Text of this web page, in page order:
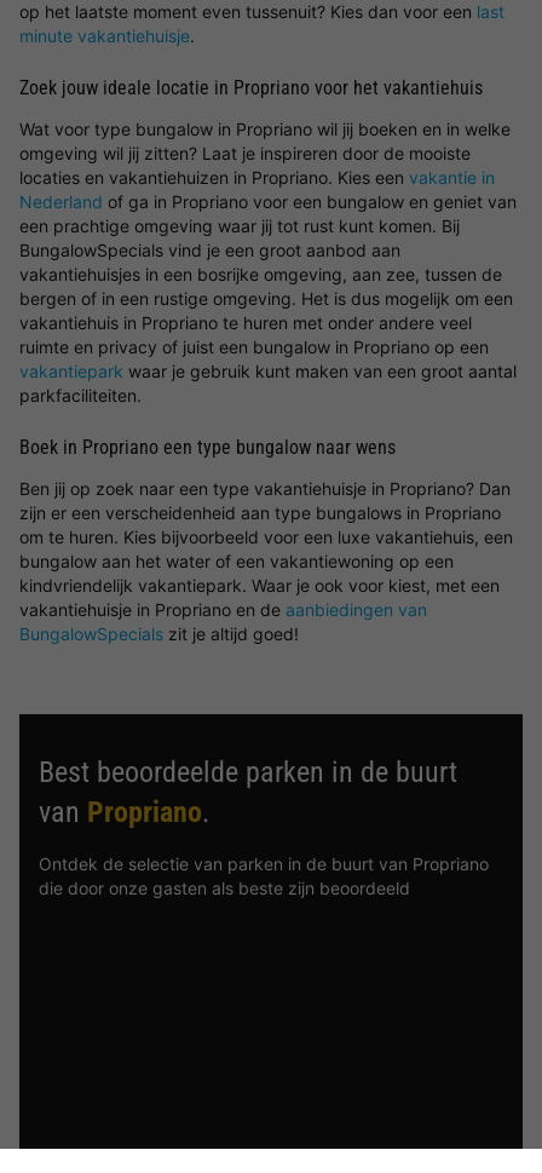
op het laatste moment even tussenuit? Kies dan voor een last
minute vakantiehuisje.
Zoek jouw ideale locatie in Propriano voor het vakantiehuis
Wat voor type bungalow in Propriano wil jij boeken en in welke
omgeving wil jij zitten? Laat je inspireren door de mooiste
locaties en vakantiehuizen in Propriano. Kies een vakantie in
Nederland of ga in Propriano voor een bungalow en geniet van
een prachtige omgeving waar jij tot rust kunt komen. Bij
BungalowSpecials vind je een groot aanbod aan
vakantiehuisjes in een bosrijke omgeving, aan zee, tussen de
bergen of in een rustige omgeving. Het is dus mogelijk om een
vakantiehuis in Propriano te huren met onder andere veel
ruimte en privacy of juist een bungalow in Propriano op een
vakantiepark waar je gebruik kunt maken van een groot aantal
parkfaciliteiten.
Boek in Propriano een type bungalow naar wens
Ben jij op zoek naar een type vakantiehuisje in Propriano? Dan
zijn er een verscheidenheid aan type bungalows in Propriano
om te huren. Kies bijvoorbeeld voor een luxe vakantiehuis, een
bungalow aan het water of een vakantiewoning op een
kindvriendelijk vakantiepark. Waar je ook voor kiest, met een
vakantiehuisje in Propriano en de aanbiedingen van
BungalowSpecials zit je altijd goed!
Best beoordeelde parken in de buurt
van Propriano.
Ontdek de selectie van parken in de buurt van Propriano
die door onze gasten als beste zijn beoordeeld